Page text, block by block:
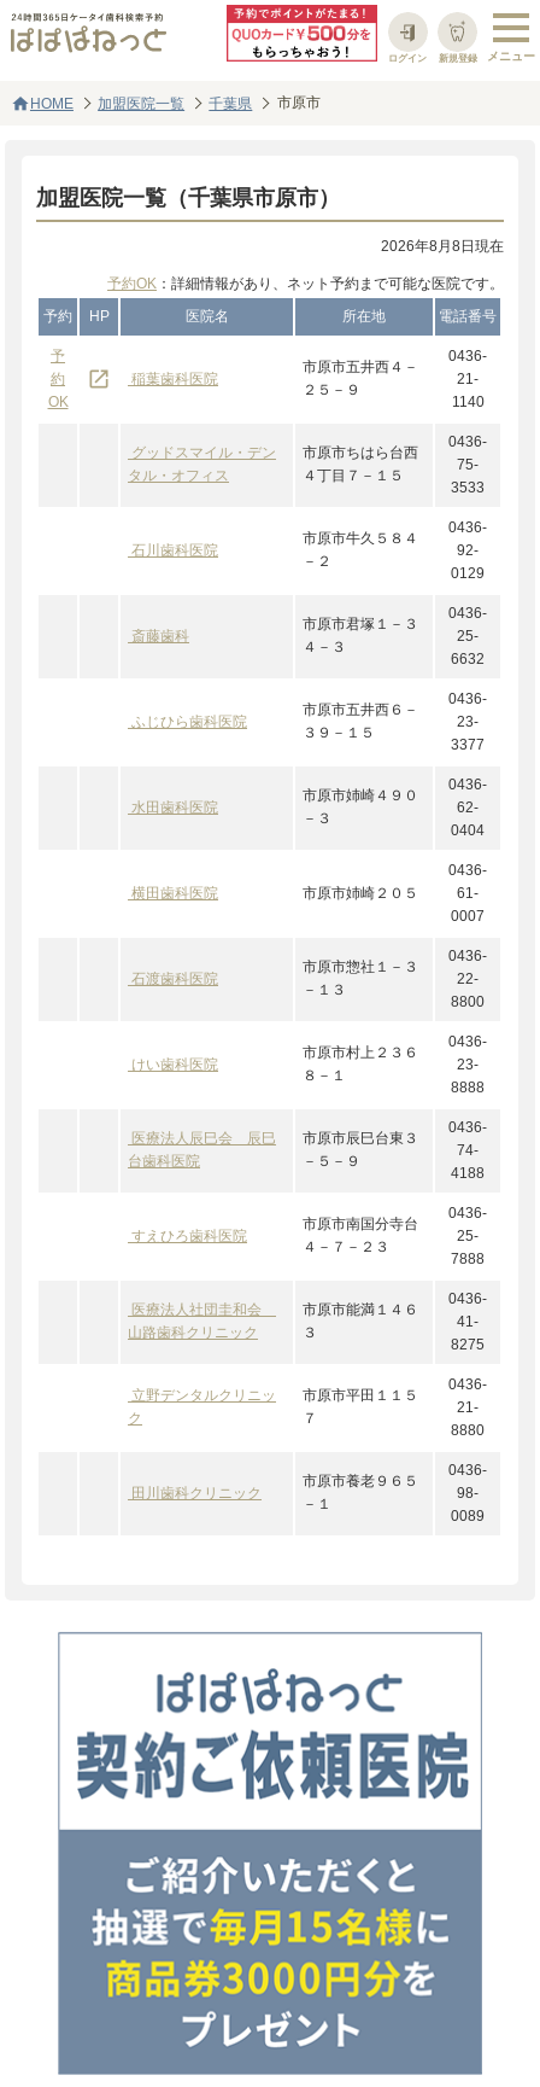
新規登録
ログイン
homeHOME 加盟医院一覧 千葉県 市原市
加盟医院一覧（千葉県市原市）
2026年8月8日現在
予約OK：詳細情報があり、ネット予約まで可能な医院です。
予約
HP 医院名 所在地 電話番号
予
約
OK
launch 稲葉歯科医院
市原市五井西４－
２５－９
0436-
21-
1140
グッドスマイル・デン
タル・オフィス
市原市ちはら台西
４丁目７－１５
0436-
75-
3533
石川歯科医院
市原市牛久５８４
－２
0436-
92-
0129
斎藤歯科
市原市君塚１－３
４－３
0436-
25-
6632
ふじひら歯科医院
市原市五井西６－
３９－１５
0436-
23-
3377
水田歯科医院
市原市姉崎４９０
－３
0436-
62-
0404
横田歯科医院 市原市姉崎２０５
0436-
61-
0007
石渡歯科医院
市原市惣社１－３
－１３
0436-
22-
8800
けい歯科医院
市原市村上２３６
８－１
0436-
23-
8888
医療法人辰巳会 辰巳
台歯科医院
市原市辰巳台東３
－５－９
0436-
74-
4188
すえひろ歯科医院
市原市南国分寺台
４－７－２３
0436-
25-
7888
医療法人社団圭和会
山路歯科クリニック
市原市能満１４６
３
0436-
41-
8275
立野デンタルクリニッ
ク
市原市平田１１５
７
0436-
21-
8880
田川歯科クリニック
市原市養老９６５
－１
0436-
98-
0089